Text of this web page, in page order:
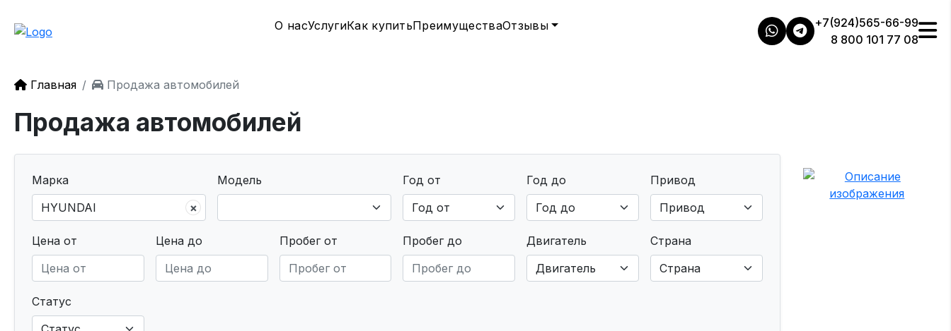
О насУслугиКак купитьПреимуществаОтзывы
+7(924)565-66-99
8 800 101 77 08
Главная Продажа автомобилей
Продажа автомобилей
Марка
×
Модель Год от Год до Привод
Цена от Цена до Пробег от Пробег до Двигатель Страна
Статус